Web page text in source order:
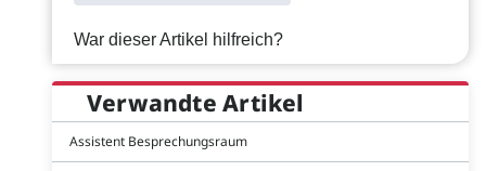
War dieser Artikel hilfreich?
Verwandte Artikel
Assistent Besprechungsraum